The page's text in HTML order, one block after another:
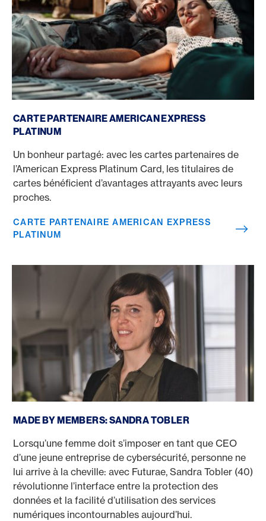
CARTE PARTENAIRE AMERICAN EXPRESS
PLATINUM
Un bonheur partagé: avec les cartes partenaires de
l’American Express Platinum Card, les titulaires de
cartes bénéficient d’avantages attrayants avec leurs
proches.
CARTE PARTENAIRE AMERICAN EXPRESS
PLATINUM
MADE BY MEMBERS: SANDRA TOBLER
Lorsqu’une femme doit s’imposer en tant que CEO
d’une jeune entreprise de cybersécurité, personne ne
lui arrive à la cheville: avec Futurae, Sandra Tobler (40)
révolutionne l’interface entre la protection des
données et la facilité d’utilisation des services
numériques incontournables aujourd’hui.